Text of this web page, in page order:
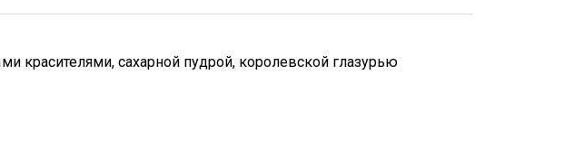
красителями, сахарной пудрой, королевской глазурью